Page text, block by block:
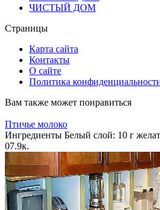
ЧИСТЫЙ ДОМ
Страницы
Карта сайта
Контакты
О сайте
Политика
Вам также может понравиться
Птичье молоко
Ингредиенты Белый слой: 10 г
07.9к.